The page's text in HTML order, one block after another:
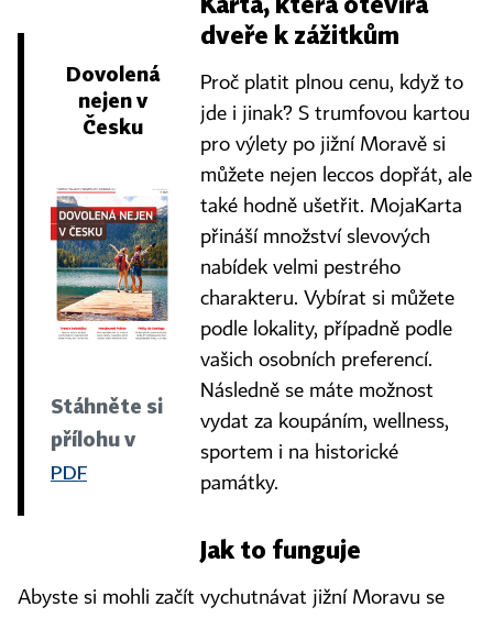
Dovolená
nejen v
Česku
Stáhněte si
přílohu v
PDF
dveře k zážitkům
Proč platit plnou cenu, když to
jde i jinak? S trumfovou kartou
pro výlety po jižní Moravě si
můžete nejen leccos dopřát, ale
také hodně ušetřit. MojaKarta
přináší množství slevových
nabídek velmi pestrého
charakteru. Vybírat si můžete
podle lokality, případně podle
vašich osobních preferencí.
Následně se máte možnost
vydat za koupáním, wellness,
sportem i na historické
památky.
Jak to funguje
Abyste si mohli začít vychutnávat jižní Moravu se